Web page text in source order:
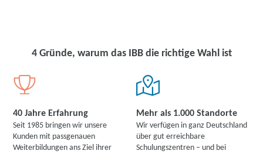
4 Gründe, warum das IBB die richtige Wahl ist
40 Jahre Erfahrung
Seit 1985 bringen wir unsere
Kunden mit passgenauen
Weiterbildungen ans Ziel ihrer
Mehr als 1.000 Standorte
Wir verfügen in ganz Deutschland
über gut erreichbare
Schulungszentren – und bei